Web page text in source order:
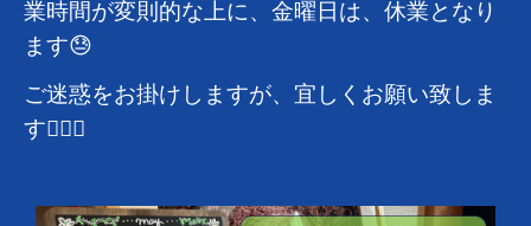
業時間が変則的な上に、金曜日は、休業となり
ます😓
ご迷惑をお掛けしますが、宜しくお願い致しま
す🙇🏻‍♂️